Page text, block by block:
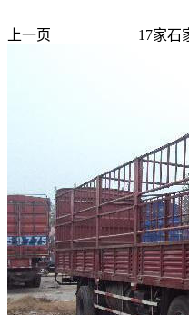
17家石
上一页